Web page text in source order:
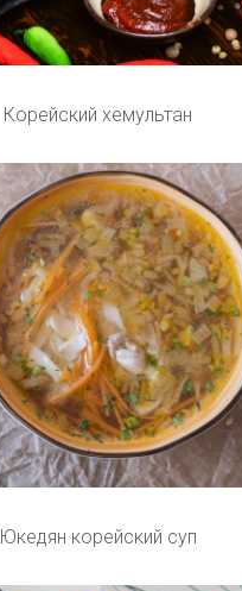
Корейский хемультан
Юкедян корейский суп